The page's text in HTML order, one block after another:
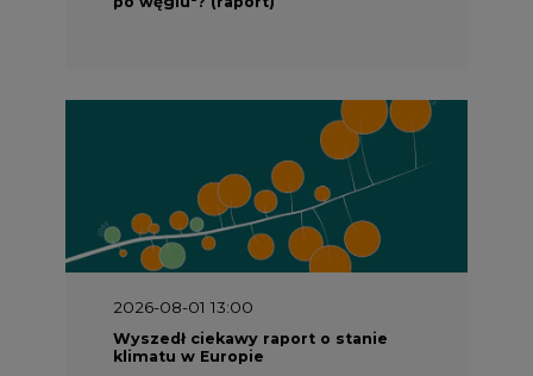
2026-08-01 13:00
Wyszedł ciekawy raport o stanie
klimatu w Europie